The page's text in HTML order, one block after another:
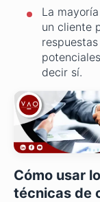
La
un cliente
decir sí.
Cómo usar
técnicas de